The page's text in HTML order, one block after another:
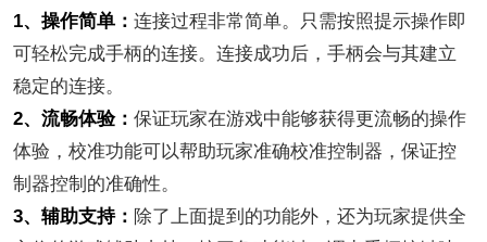
1、操作简单： 连接过程非常简单。只需按照提示操作即
可轻松完成手柄的连接。连接成功后，手柄会与其建立
稳定的连接。
2、流畅体验： 保证玩家在游戏中能够获得更流畅的操作
体验，校准功能可以帮助玩家准确校准控制器，保证控
制器控制的准确性。
3、辅助支持： 除了上面提到的功能外，还为玩家提供全